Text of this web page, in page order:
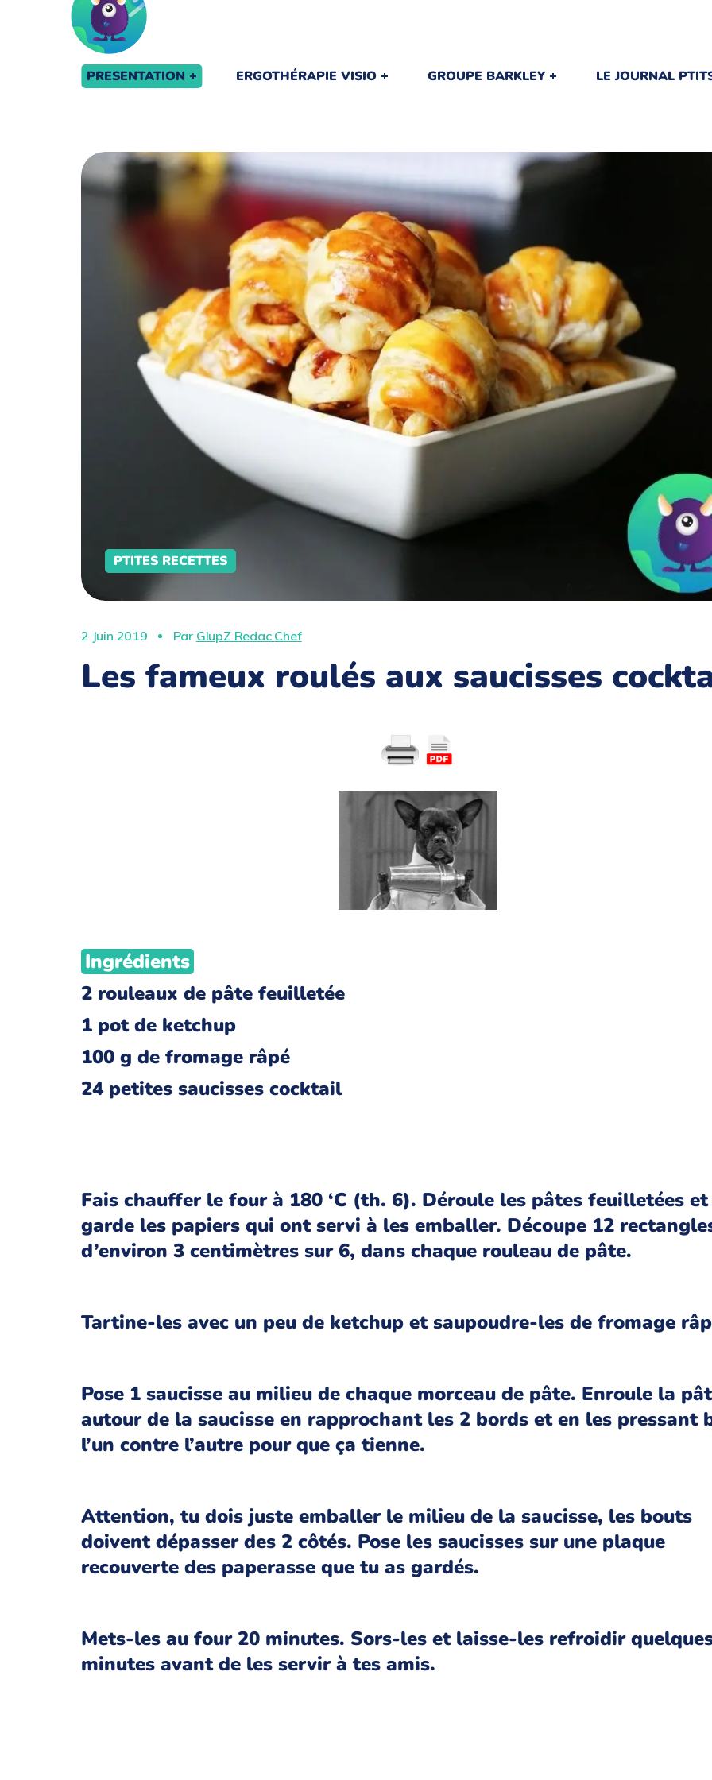
PRESENTATION ERGOTHÉRAPIE VISIO GROUPE BARKLEY LE JOURNAL
PTITES RECETTES
2 Juin 2019 Par GlupZ Redac Chef
Les fameux roulés aux saucisses
Ingrédients
2 rouleaux de pâte feuilletée
1 pot de ketchup
100 g de fromage râpé
24 petites saucisses cocktail
Fais chauffer le four à 180 ‘C (th. 6). Déroule les pâtes feuilletées et
garde les papiers qui ont servi à les emballer. Découpe 12
d’environ 3 centimètres sur 6, dans chaque rouleau de pâte.
Tartine-les avec un peu de ketchup et saupoudre-les de fromage
Pose 1 saucisse au milieu de chaque morceau de pâte. Enroule la
autour de la saucisse en rapprochant les 2 bords et en les pressant
l’un contre l’autre pour que ça tienne.
Attention, tu dois juste emballer le milieu de la saucisse, les bouts
doivent dépasser des 2 côtés. Pose les saucisses sur une plaque
recouverte des paperasse que tu as gardés.
Mets-les au four 20 minutes. Sors-les et laisse-les refroidir
minutes avant de les servir à tes amis.